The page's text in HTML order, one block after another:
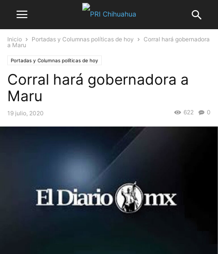
Inicio Portadas y Columnas políticas de hoy
Corral hará gobernadora
a Maru
Portadas y Columnas políticas de hoy
Corral hará gobernadora a
Maru
19 julio, 2020 0
622